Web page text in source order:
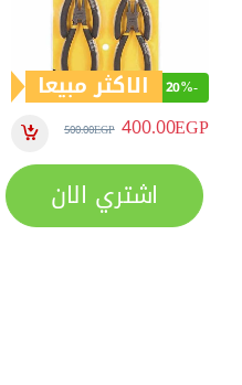
-
20% الاكثر مبيعا
400.00EGP
500.00EGP
اشتري الان